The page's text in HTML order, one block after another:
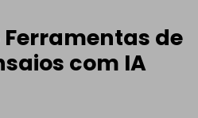
Ferramentas de
com IA